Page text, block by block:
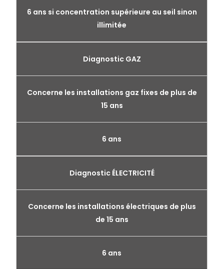
6 ans si concentration supérieure au seil sinon
illimitée
Diagnostic GAZ
Concerne les installations gaz fixes de plus de
15 ans
6 ans
Diagnostic ÉLECTRICITÉ
Concerne les installations électriques de plus
de 15 ans
6 ans